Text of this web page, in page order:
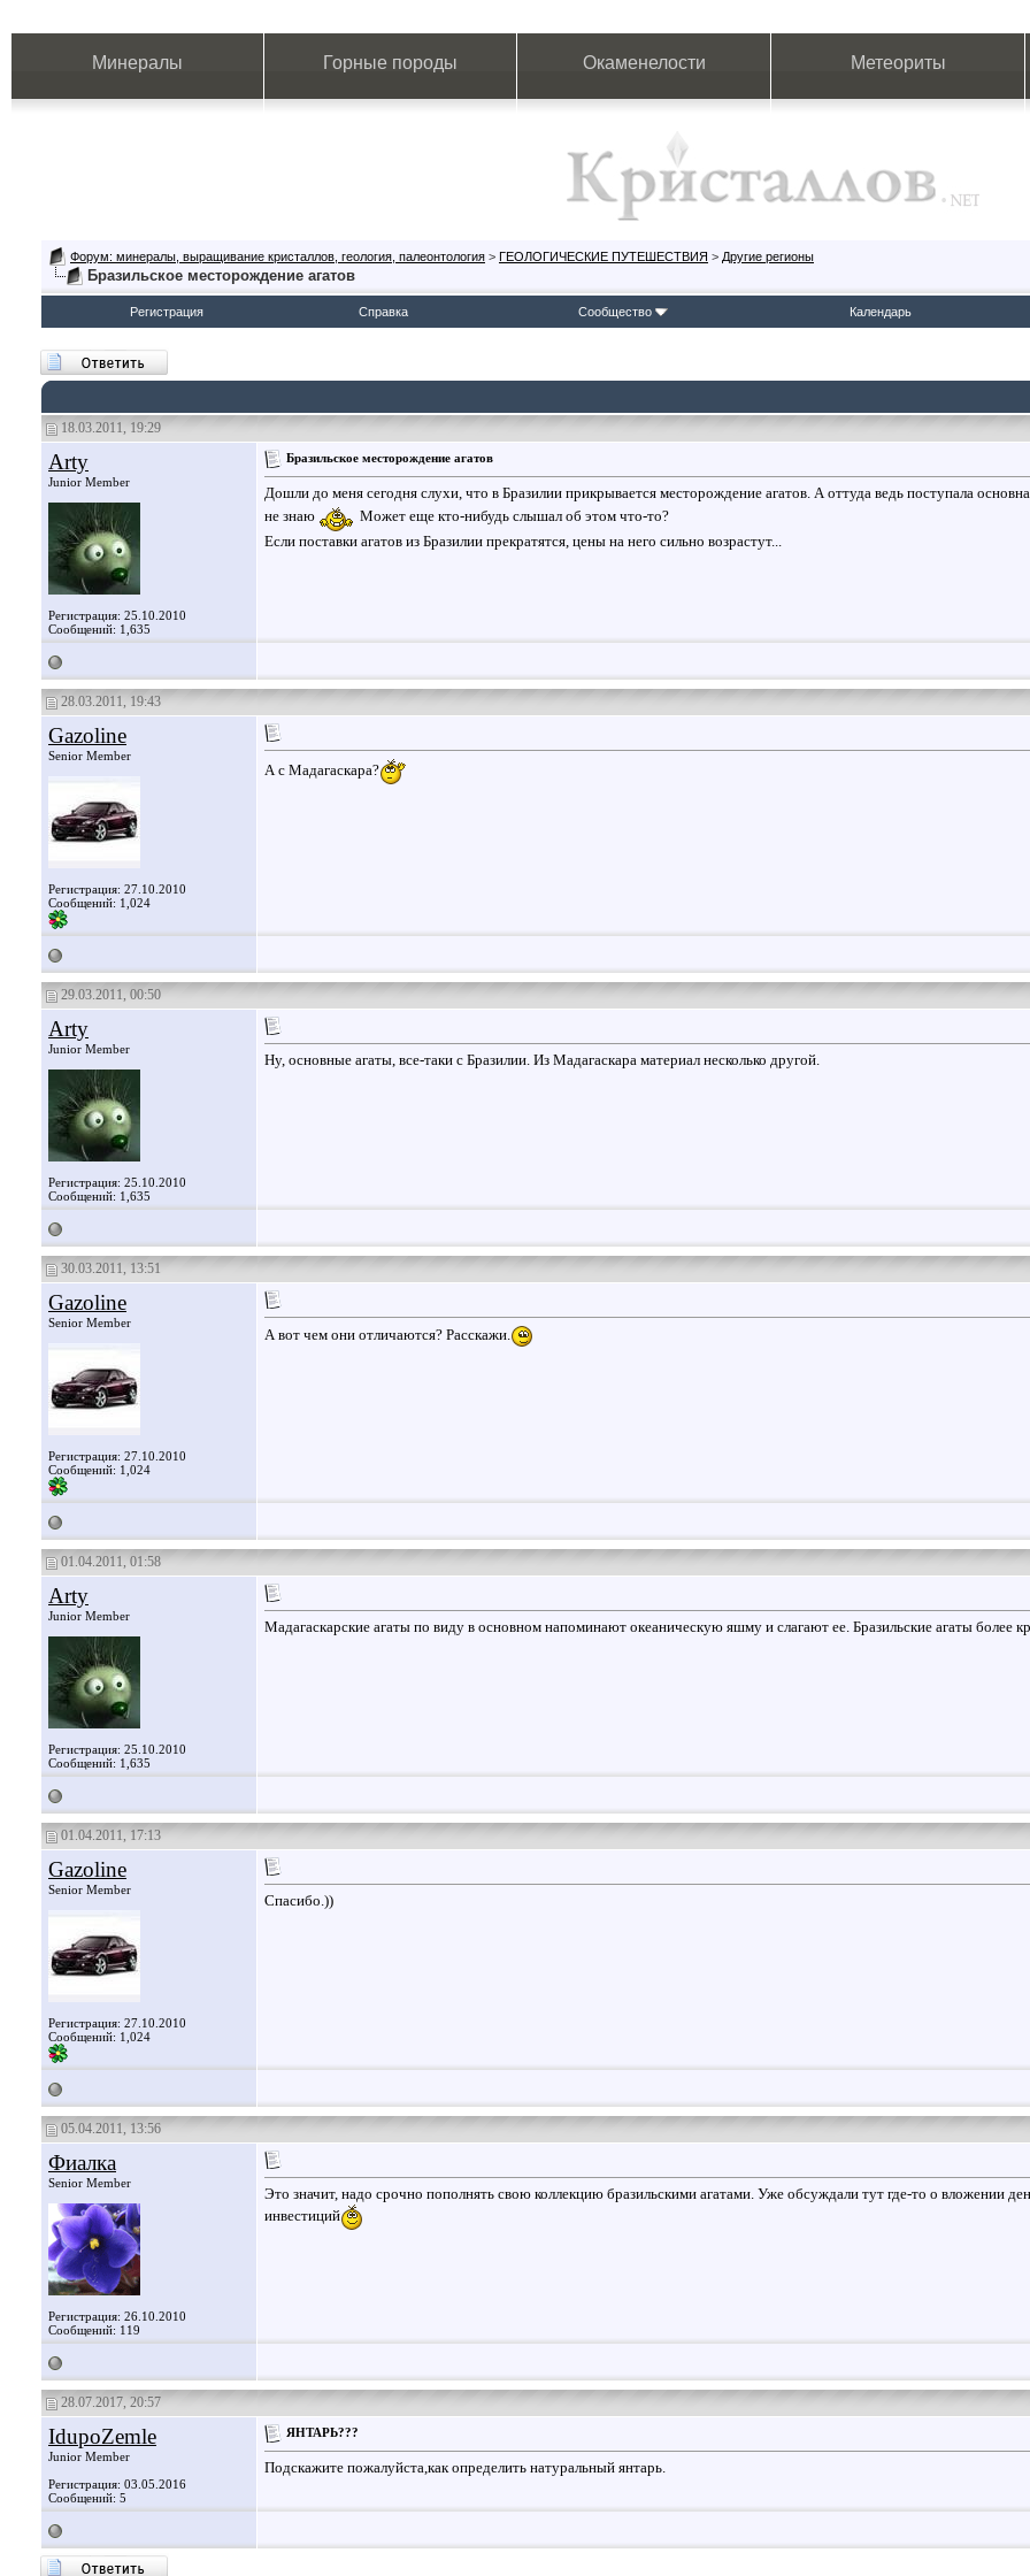
Минералы Горные породы Окаменелости Метеориты
Форум: минералы, выращивание кристаллов, геология, палеонтология > ГЕОЛОГИЧЕСКИЕ ПУТЕШЕСТВИЯ > Другие регионы
Бразильское месторождение агатов
Регистрация Справка Сообщество Календарь
18.03.2011, 19:29
Arty
Junior Member
Регистрация: 25.10.2010
Сообщений: 1,635
Бразильское месторождение агатов
Дошли до меня сегодня слухи, что в Бразилии прикрывается месторождение агатов. А оттуда ведь поступала
не знаю
Может еще кто-нибудь слышал об этом что-то?
Если поставки агатов из Бразилии прекратятся, цены на него сильно возрастут...
28.03.2011, 19:43
Gazoline
Senior Member
Регистрация: 27.10.2010
Сообщений: 1,024
А с Мадагаскара?
29.03.2011, 00:50
Arty
Junior Member
Регистрация: 25.10.2010
Сообщений: 1,635
Ну, основные агаты, все-таки с Бразилии. Из Мадагаскара материал несколько другой.
30.03.2011, 13:51
Gazoline
Senior Member
Регистрация: 27.10.2010
Сообщений: 1,024
А вот чем они отличаются? Расскажи.
01.04.2011, 01:58
Arty
Junior Member
Регистрация: 25.10.2010
Сообщений: 1,635
Мадагаскарские агаты по виду в основном напоминают океаническую яшму и слагают ее. Бразильские агаты более
01.04.2011, 17:13
Gazoline
Senior Member
Регистрация: 27.10.2010
Сообщений: 1,024
Спасибо.))
05.04.2011, 13:56
Фиалка
Senior Member
Регистрация: 26.10.2010
Сообщений: 119
Это значит, надо срочно пополнять свою коллекцию бразильскими агатами. Уже обсуждали тут где-то о вложении
инвестиций
28.07.2017, 20:57
IdupoZemle
Junior Member
Регистрация: 03.05.2016
Сообщений: 5
ЯНТАРЬ???
Подскажите пожалуйста,как определить натуральный янтарь.